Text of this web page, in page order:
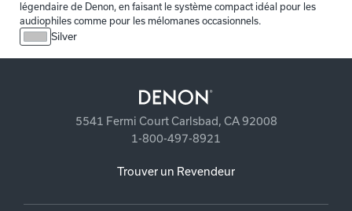
légendaire de Denon, en faisant le système compact idéal pour les
audiophiles comme pour les mélomanes occasionnels.
Silver
5541 Fermi Court Carlsbad, CA 92008
1-800-497-8921
Trouver un Revendeur